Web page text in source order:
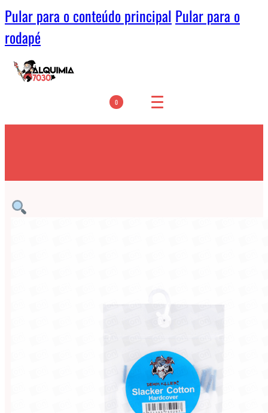
Pular para o conteúdo principal Pular para o
rodapé
0